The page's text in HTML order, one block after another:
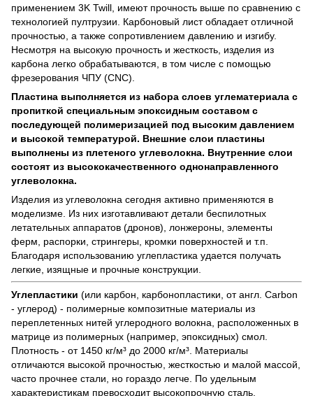
применением 3K Twill, имеют прочность выше по сравнению с
технологией пултрузии. Карбоновый лист обладает отличной
прочностью, а также сопротивлением давлению и изгибу.
Несмотря на высокую прочность и жесткость, изделия из
карбона легко обрабатываются, в том числе с помощью
фрезерования ЧПУ (CNC).
Пластина выполняется из набора слоев углематериала с
пропиткой специальным эпоксидным составом с
последующей полимеризацией под высоким давлением
и высокой температурой. Внешние слои пластины
выполнены из плетеного углеволокна. Внутренние слои
состоят из высококачественного однонаправленного
углеволокна.
Изделия из углеволокна сегодня активно применяются в
моделизме. Из них изготавливают детали беспилотных
летательных аппаратов (дронов), лонжероны, элементы
ферм, распорки, стрингеры, кромки поверхностей и т.п.
Благодаря использованию углепластика удается получать
легкие, изящные и прочные конструкции.
Углепластики (или карбон, карбонопластики, от англ. Carbon
- углерод) - полимерные композитные материалы из
переплетенных нитей углеродного волокна, расположенных в
матрице из полимерных (например, эпоксидных) смол.
Плотность - от 1450 кг/м³ до 2000 кг/м³. Материалы
отличаются высокой прочностью, жесткостью и малой массой,
часто прочнее стали, но гораздо легче. По удельным
характеристикам превосходит высокопрочную сталь,